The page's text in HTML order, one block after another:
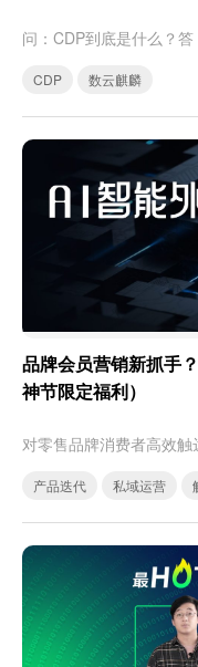
CDP 数云麒麟
品牌会员营销新抓手
神节限定福利）
产品迭代 私域运营